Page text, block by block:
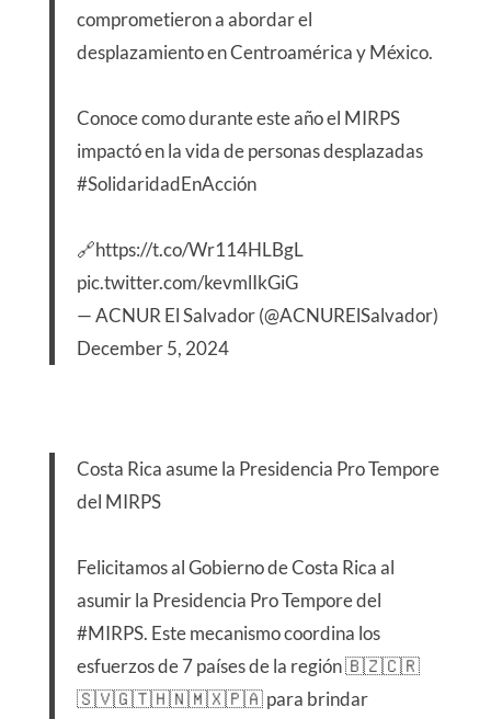
comprometieron a abordar el
desplazamiento en Centroamérica y México.
Conoce como durante este año el MIRPS
impactó en la vida de personas desplazadas
#SolidaridadEnAcción
🔗https://t.co/Wr114HLBgL
pic.twitter.com/kevmlIkGiG
— ACNUR El Salvador (@ACNURElSalvador)
December 5, 2024
Costa Rica asume la Presidencia Pro Tempore
del MIRPS
Felicitamos al Gobierno de Costa Rica al
asumir la Presidencia Pro Tempore del
#MIRPS. Este mecanismo coordina los
esfuerzos de 7 países de la región 🇧🇿🇨🇷
🇸🇻🇬🇹🇭🇳🇲🇽🇵🇦 para brindar